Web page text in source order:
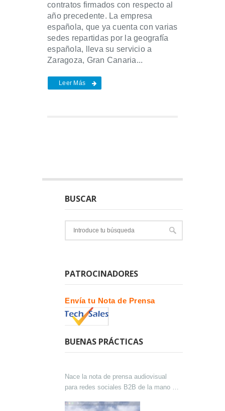
contratos firmados con respecto al
año precedente. La empresa
española, que ya cuenta con varias
sedes repartidas por la geografía
española, lleva su servicio a
Zaragoza, Gran Canaria...
Leer Más
BUSCAR
PATROCINADORES
Envía tu Nota de Prensa
BUENAS PRÁCTICAS
Nace la nota de prensa audiovisual
para redes sociales B2B de la mano de